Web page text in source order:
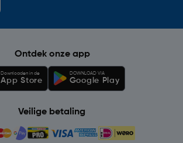
Ontdek onze app
Downloaden in de
App Store
DOWNLOAD VIA
Google Play
Veilige betaling